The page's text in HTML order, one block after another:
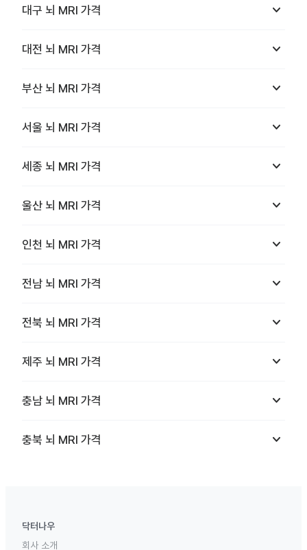
대구 뇌 MRI 가격 keyboard_arrow_down
대전 뇌 MRI 가격 keyboard_arrow_down
부산 뇌 MRI 가격 keyboard_arrow_down
서울 뇌 MRI 가격 keyboard_arrow_down
세종 뇌 MRI 가격 keyboard_arrow_down
울산 뇌 MRI 가격 keyboard_arrow_down
인천 뇌 MRI 가격 keyboard_arrow_down
전남 뇌 MRI 가격 keyboard_arrow_down
전북 뇌 MRI 가격 keyboard_arrow_down
제주 뇌 MRI 가격 keyboard_arrow_down
충남 뇌 MRI 가격 keyboard_arrow_down
충북 뇌 MRI 가격 keyboard_arrow_down
닥터나우
회사 소개